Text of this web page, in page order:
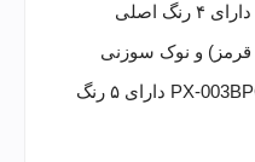
مدل PX-003BP دارای ۴ رنگ اصلی
و نوک سوزنی
است، در حالی که مدل PX-003BPC دارای ۵ رنگ